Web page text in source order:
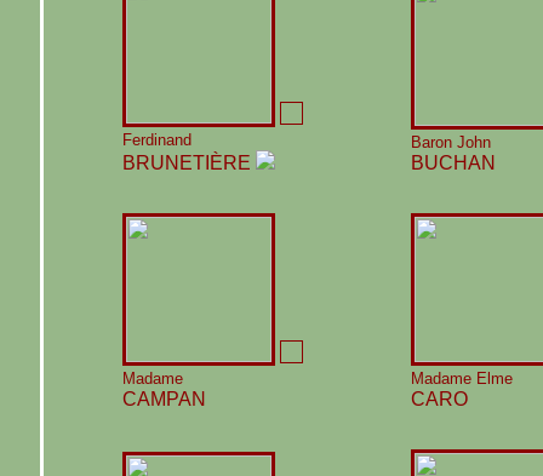
Ferdinand
BRUNETIÈRE
Baron John
BUCHAN
Madame
CAMPAN
Madame Elme
CARO